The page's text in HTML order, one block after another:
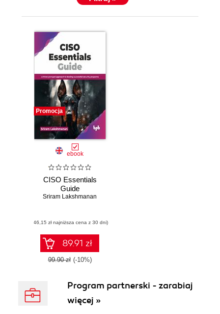
Promocja
ebook
CISO Essentials
Guide
Sriram Lakshmanan
(46,15 zł najniższa cena z 30 dni)
89.91 zł
99.90 zł (-10%)
Program partnerski - zarabiaj
więcej »